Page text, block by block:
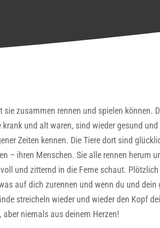
zusammen rennen und spielen können.
und alt waren, sind wieder gesund
Zeiten kennen. Die Tiere dort sind
– ihren Menschen. Sie alle rennen herum
und zitternd in die Ferne schaut.
auf dich zurennen und wenn du und dein
streicheln wieder und wieder den Kopf
niemals aus deinem Herzen!